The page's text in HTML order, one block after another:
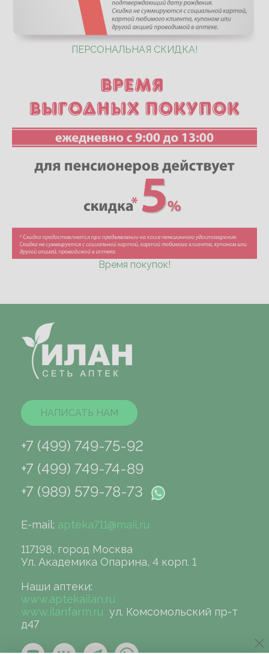
ПЕРСОНАЛЬНАЯ СКИДКА!
Время покупок!
НАПИСАТЬ НАМ
+7 (499) 749-75-92
+7 (499) 749-74-89
+7 (989) 579-78-73
E-mail: apteka711@mail.ru
117198, город Москва
Ул. Академика Опарина, 4 корп. 1
Наши аптеки:
www.aptekailan.ru
www.ilanfarm.ru ул. Комсомольский пр-т
д47